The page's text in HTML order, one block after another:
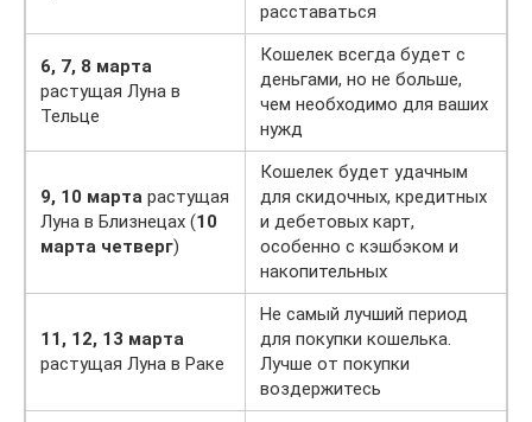
расставаться
6, 7, 8 марта
растущая Луна в
Тельце
Кошелек всегда будет с
деньгами, но не больше,
чем необходимо для ваших
нужд
9, 10 марта растущая
Луна в Близнецах (10
марта четверг)
Кошелек будет удачным
для скидочных, кредитных
и дебетовых карт,
особенно с кэшбэком и
накопительных
11, 12, 13 марта
растущая Луна в Раке
Не самый лучший период
для покупки кошелька.
Лучше от покупки
воздержитесь